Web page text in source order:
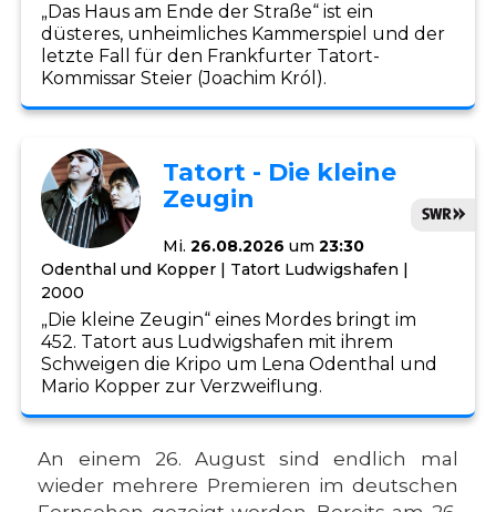
„Das Haus am Ende der Straße“ ist ein
düsteres, unheimliches Kammerspiel und der
letzte Fall für den Frankfurter Tatort-
Kommissar Steier (Joachim Król).
Tatort - Die kleine
Zeugin
Mi.26.08.2026 um23:30
Odenthal und Kopper | Tatort Ludwigshafen |
2000
„Die kleine Zeugin“ eines Mordes bringt im
452. Tatort aus Ludwigshafen mit ihrem
Schweigen die Kripo um Lena Odenthal und
Mario Kopper zur Verzweiflung.
An einem 26. August sind endlich mal
wieder mehrere Premieren im deutschen